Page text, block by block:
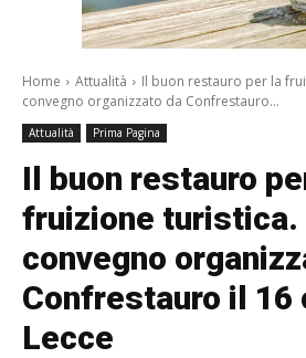
Home Attualità
Il buon restauro per la
convegno organizzato da Confrestauro...
Attualità Prima Pagina
Il buon restauro
fruizione turistica.
convegno
Confrestauro il 16
Lecce